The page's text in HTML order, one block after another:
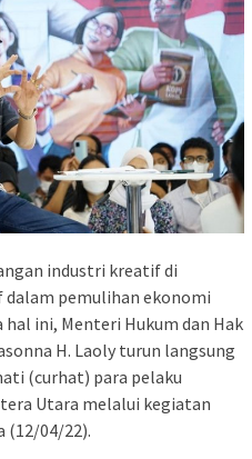
industri kreatif di
pemulihan ekonomi
ini, Menteri Hukum dan Hak
H. Laoly turun langsung
(curhat) para pelaku
Utara melalui kegiatan
(12/04/22).